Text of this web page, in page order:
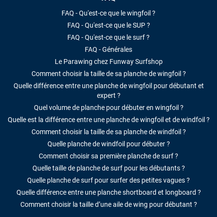
FAQ - Qu'est-ce que le wingfoil ?
FAQ - Qu'est-ce que le SUP ?
FAQ - Qu'est-ce que le surf ?
FAQ - Générales
Le Parawing chez Funway Surfshop
Comment choisir la taille de sa planche de wingfoil ?
Quelle différence entre une planche de wingfoil pour débutant et
expert ?
Quel volume de planche pour débuter en wingfoil ?
Quelle est la différence entre une planche de wingfoil et de windfoil ?
Comment choisir la taille de sa planche de windfoil ?
Quelle planche de windfoil pour débuter ?
Comment choisir sa première planche de surf ?
Quelle taille de planche de surf pour les débutants ?
Quelle planche de surf pour surfer des petites vagues ?
Quelle différence entre une planche shortboard et longboard ?
Comment choisir la taille d’une aile de wing pour débutant ?
LAISSER UN AVIS